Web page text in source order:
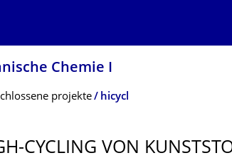
Chemie I
projekte hicycl
CYCLING VON